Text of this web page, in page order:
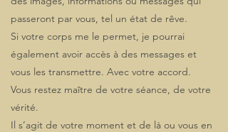
passeront par vous, tel un état de rêve.
Si votre corps me le permet, je pourrai
également avoir accès à des messages et
vous les transmettre. Avec votre accord.
Vous restez maître de votre séance, de votre
vérité.
Il s’agit de votre moment et de là ou vous en